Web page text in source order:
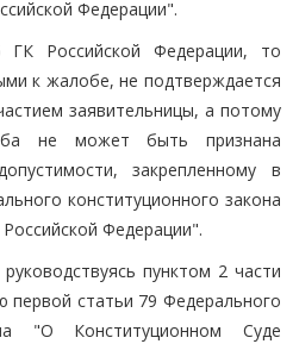
Федерации".
ГК Российской Федерации, то
к жалобе, не подтверждается
заявительницы, а потому
не может быть признана
закрепленному в
конституционного закона
Федерации".
пунктом 2 части
первой статьи 79 Федерального
"О Конституционном Суде